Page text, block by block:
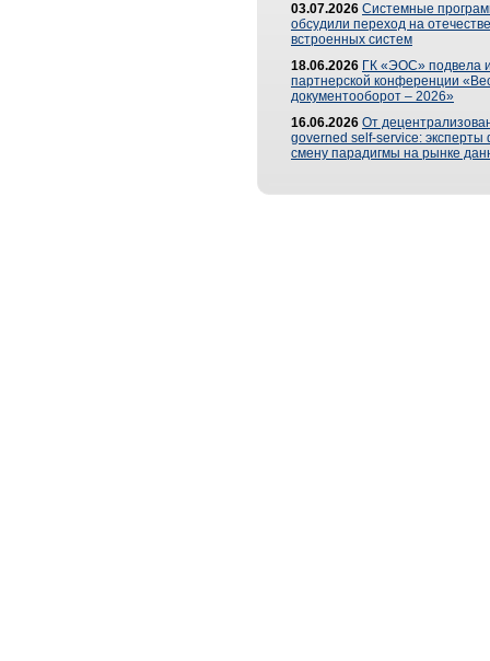
03.07.2026 Системные
обсудили переход на
встроенных систем
18.06.2026 ГК «ЭОС» подвела
партнерской конференции
документооборот – 2026»
16.06.2026 От
governed self-service: эксперты
смену парадигмы на рынке